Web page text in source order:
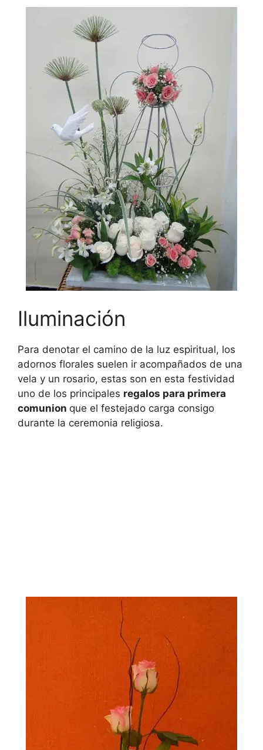
Iluminación
Para denotar el camino de la luz espiritual, los
adornos florales suelen ir acompañados de una
vela y un rosario, estas son en esta festividad
uno de los principales regalos para primera
comunion que el festejado carga consigo
durante la ceremonia religiosa.